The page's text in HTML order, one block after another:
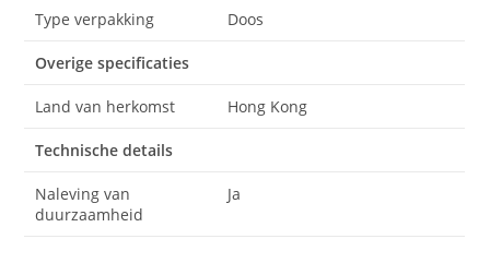
Type verpakking Doos
Overige specificaties
Land van herkomst Hong Kong
Technische details
Naleving van
duurzaamheid
Ja